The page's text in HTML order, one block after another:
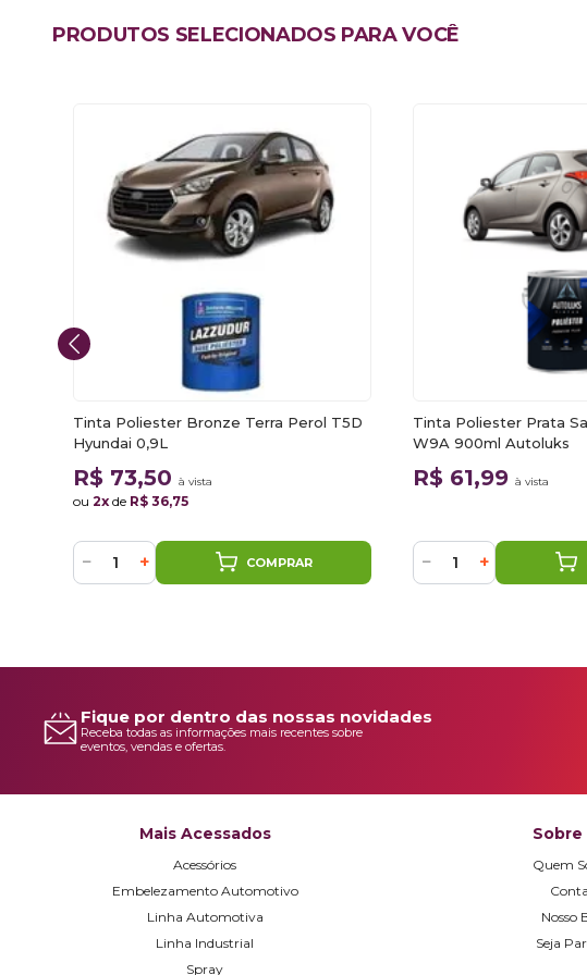
PRODUTOS SELECIONADOS PARA VOCÊ
Tinta Poliester Bronze Terra Perol T5D
Hyundai 0,9L
R$ 73,50 à vista
ou 2x de R$ 36,75
− + COMPRAR
Tinta Poliester Prata
W9A 900ml Autoluks
R$ 61,99 à vista
− +
Fique por dentro das nossas novidades
Receba todas as informações mais recentes sobre
eventos, vendas e ofertas.
Mais Acessados
Acessórios
Embelezamento Automotivo
Linha Automotiva
Linha Industrial
Spray
Sobre
Quem
Nosso
Seja